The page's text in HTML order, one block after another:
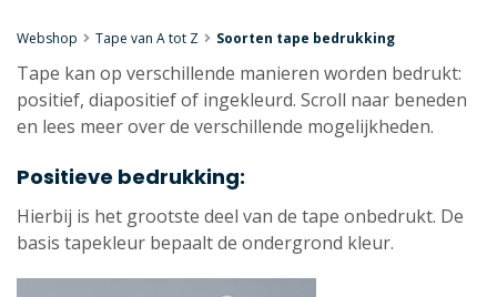
Webshop Tape van A tot Z Soorten tape bedrukking
Tape kan op verschillende manieren worden bedrukt:
positief, diapositief of ingekleurd. Scroll naar beneden
en lees meer over de verschillende mogelijkheden.
Positieve bedrukking:
Hierbij is het grootste deel van de tape onbedrukt. De
basis tapekleur bepaalt de ondergrond kleur.